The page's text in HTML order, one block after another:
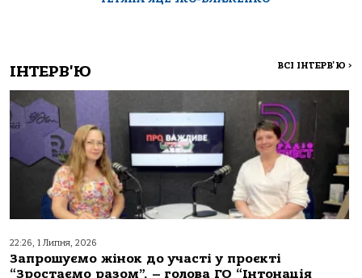
ІНТЕРВ'Ю ВСІ ІНТЕРВ'Ю >
22:26, 1 Липня, 2026
Запрошуємо жінок до участі у проєкті
“Зростаємо разом”, – голова ГО “Інтонація